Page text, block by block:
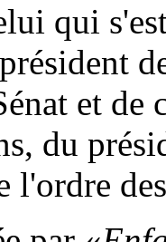
qui
et de
du
l'ordre